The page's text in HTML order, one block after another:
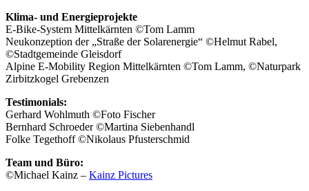
Klima- und Energieprojekte
E-Bike-System Mittelkärnten ©Tom Lamm
Neukonzeption der „Straße der Solarenergie“ ©Helmut Rabel,
©Stadtgemeinde Gleisdorf
Alpine E-Mobility Region Mittelkärnten ©Tom Lamm, ©Naturpark
Zirbitzkogel Grebenzen
Testimonials:
Gerhard Wohlmuth ©Foto Fischer
Bernhard Schroeder ©Martina Siebenhandl
Folke Tegethoff ©Nikolaus Pfusterschmid
Team und Büro:
©Michael Kainz – Kainz Pictures